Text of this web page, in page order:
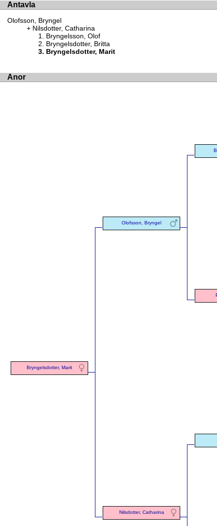
Antavla
Olofsson, Bryngel
Nilsdotter, Catharina
Bryngelsson, Olof
Bryngelsdotter, Britta
Bryngelsdotter, Marit
Anor
Bryngelsdotter, Marit
Olofsson, Bryngel
Nilsdotter, Catharina